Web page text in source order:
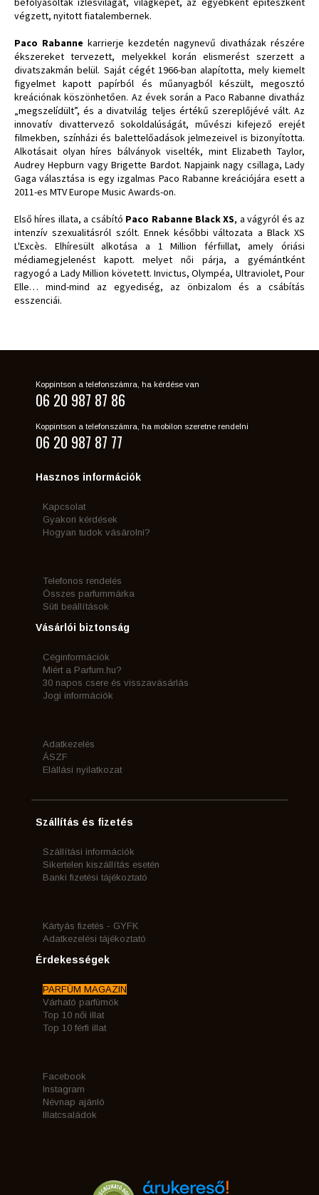
végzett, nyitott fiatalembernek.
Paco Rabanne karrierje kezdetén nagynevű divatházak részére
ékszereket tervezett, melyekkel korán elismerést szerzett a
divatszakmán belül. Saját cégét 1966-ban alapította, mely kiemelt
figyelmet kapott papírból és műanyagból készült, megosztó
kreációnak köszönhetően. Az évek során a Paco Rabanne divatház
„megszelídült”, és a divatvilág teljes értékű szereplőjévé vált. Az
innovatív divattervező sokoldalúságát, művészi kifejező erejét
filmekben, színházi és balettelőadások jelmezeivel is bizonyította.
Alkotásait olyan híres bálványok viselték, mint Elizabeth Taylor,
Audrey Hepburn vagy Brigette Bardot. Napjaink nagy csillaga, Lady
Gaga választása is egy izgalmas Paco Rabanne kreációjára esett a
2011-es MTV Europe Music Awards-on.
Első híres illata, a csábító Paco Rabanne Black XS, a vágyról és az
intenzív szexualitásról szólt. Ennek későbbi változata a Black XS
L'Excès. Elhíresült alkotása a 1 Million férfiillat, amely óriási
médiamegjelenést kapott. melyet női párja, a gyémántként
ragyogó a Lady Million követett. Invictus, Olympéa, Ultraviolet, Pour
Elle… mind-mind az egyediség, az önbizalom és a csábítás
esszenciái.
Koppintson a telefonszámra, ha kérdése van
06 20 987 87 86
Koppintson a telefonszámra, ha mobilon szeretne rendelni
06 20 987 87 77
Hasznos információk
Kapcsolat
Gyakori kérdések
Hogyan tudok vásárolni?
Telefonos rendelés
Összes parfummárka
Süti beállítások
Vásárlói biztonság
Céginformációk
Miért a Parfum.hu?
30 napos csere és visszavásárlás
Jogi információk
Adatkezelés
ÁSZF
Elállási nyilatkozat
Szállítás és fizetés
Szállítási információk
Sikertelen kiszállítás esetén
Banki fizetési tájékoztató
Kártyás fizetés - GYFK
Adatkezelési tájékoztató
Érdekességek
PARFÜM MAGAZIN
Várható parfümök
Top 10 női illat
Top 10 férfi illat
Facebook
Instagram
Névnap ajánló
Illatcsaládok